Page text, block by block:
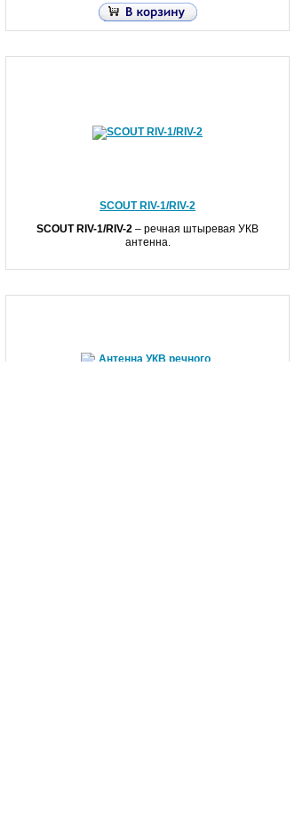
SCOUT RIV-1/RIV-2
SCOUT RIV-1/RIV-2 – речная штыревая УКВ
антенна.